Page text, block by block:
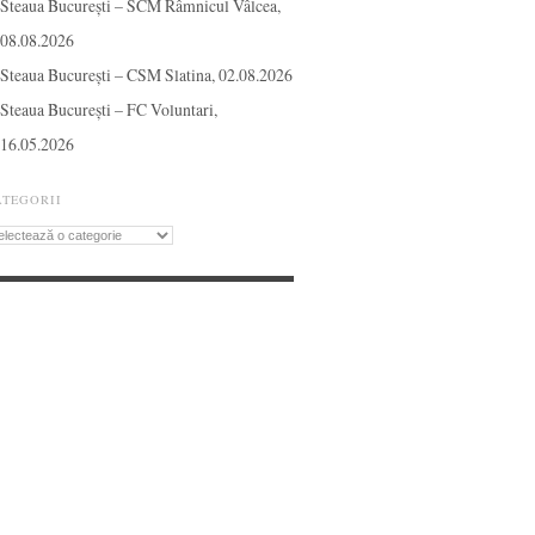
Steaua București – SCM Râmnicul Vâlcea,
08.08.2026
Steaua București – CSM Slatina, 02.08.2026
Steaua București – FC Voluntari,
16.05.2026